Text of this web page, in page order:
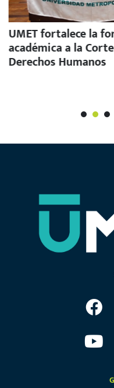
UMET fortalece la
académica a la
Derechos Humanos